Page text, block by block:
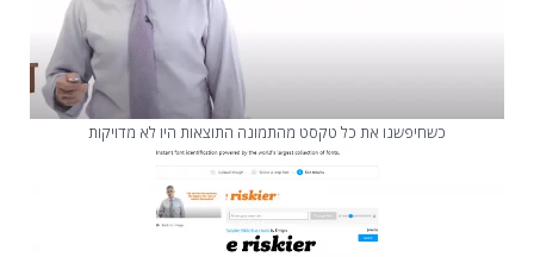
כשחיפשנו את כל טקסט מהתמונה התוצאות היו לא מדויקות